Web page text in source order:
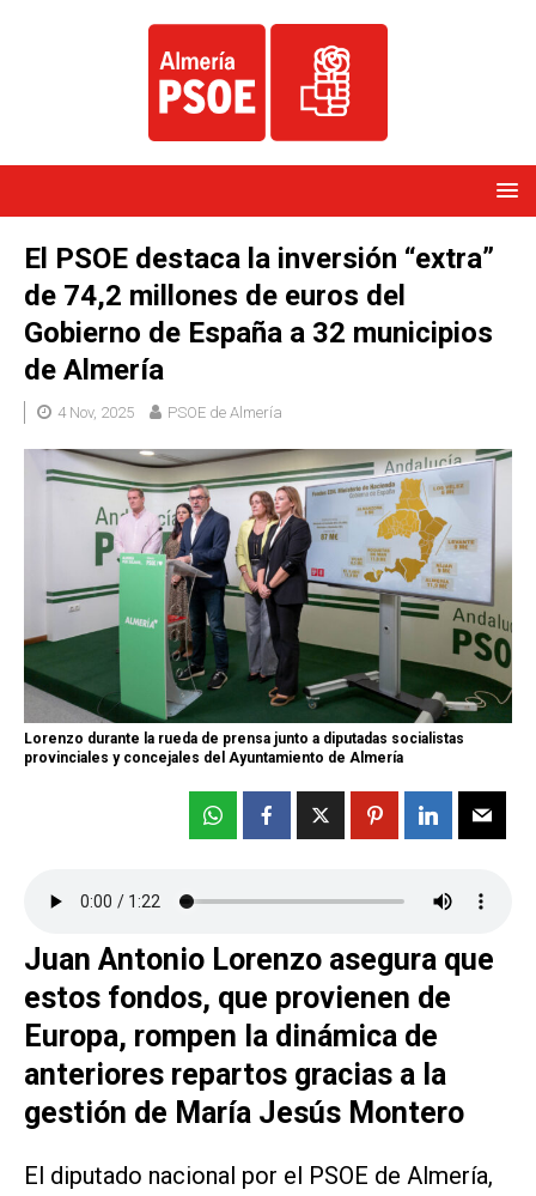
El PSOE destaca la inversión “extra”
de 74,2 millones de euros del
Gobierno de España a 32 municipios
de Almería
4 Nov, 2025 PSOE de Almería
Lorenzo durante la rueda de prensa junto a diputadas socialistas
provinciales y concejales del Ayuntamiento de Almería
Juan Antonio Lorenzo asegura que
estos fondos, que provienen de
Europa, rompen la dinámica de
anteriores repartos gracias a la
gestión de María Jesús Montero
El diputado nacional por el PSOE de Almería,